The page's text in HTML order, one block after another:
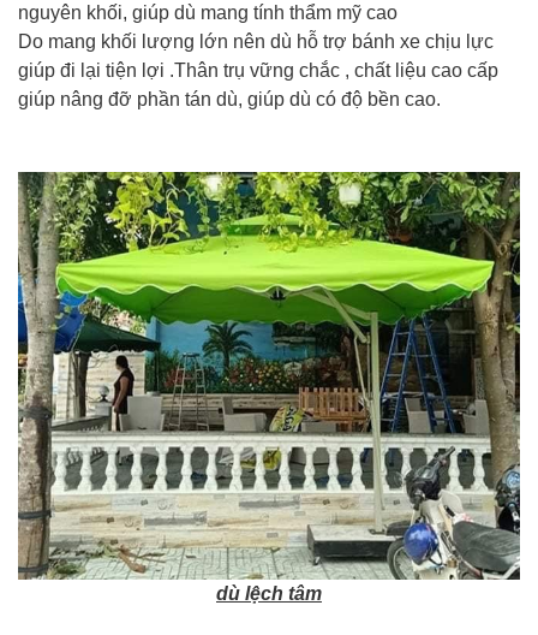
nguyên khối, giúp dù mang tính thẩm mỹ cao
Do mang khối lượng lớn nên dù hỗ trợ bánh xe chịu lực
giúp đi lại tiện lợi .Thân trụ vững chắc , chất liệu cao cấp
giúp nâng đỡ phần tán dù, giúp dù có độ bền cao.
dù lệch tâm